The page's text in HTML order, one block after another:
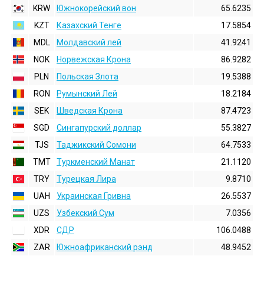
KRW
Южнокорейский вон
65.6235
KZT
Казахский Тенге
17.5854
MDL
Молдавский лей
41.9241
NOK
Норвежская Крона
86.9282
PLN
Польская Злота
19.5388
RON
Румынский Лей
18.2184
SEK
Шведская Крона
87.4723
SGD
Сингапурский доллар
55.3827
TJS
Таджикский Сомони
64.7533
TMT
Туркменский Манат
21.1120
TRY
Турецкая Лира
9.8710
UAH
Украинская Гривна
26.5537
UZS
Узбекский Сум
7.0356
XDR
СДР
106.0488
ZAR
Южноафриканский рэнд 48.9452